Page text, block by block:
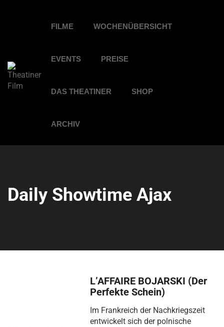
FILME WOCHENÜBERSICHT
EVENTS PREISE
DAS THEATINER SHOP
ARCHIV
Daily Showtime Ajax
L’AFFAIRE BOJARSKI (Der
Perfekte Schein)
Im Frankreich der Nachkriegszeit
entwickelt sich der polnische